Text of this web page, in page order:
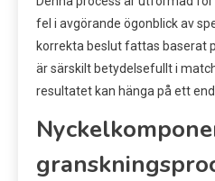
fel i avgörande ögonblick av
korrekta beslut fattas baserat
är särskilt betydelsefullt i
resultatet kan hänga på ett